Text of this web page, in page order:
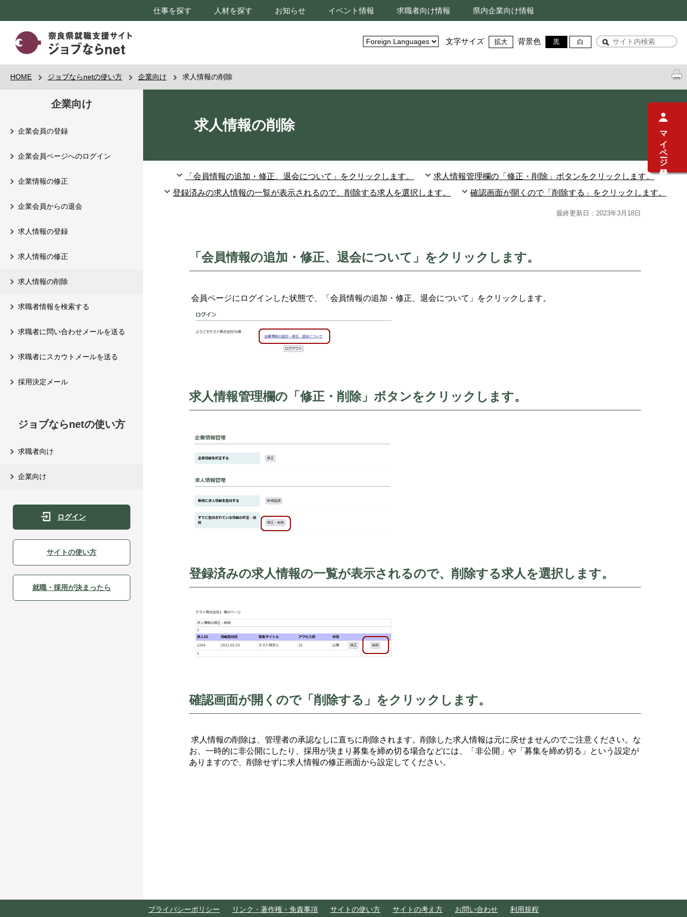
仕事を探す 人材を探す お知らせ イベント情報 求職者向け情報 県内企業向け情報
文字サイズ 拡大 背景色 黒 白
HOME ジョブならnetの使い方 企業向け 求人情報の削除
企業向け
企業会員の登録
企業会員ページへのログイン
企業情報の修正
企業会員からの退会
求人情報の登録
求人情報の修正
求人情報の削除
求職者情報を検索する
求職者に問い合わせメールを送る
求職者にスカウトメールを送る
採用決定メール
ジョブならnetの使い方
求職者向け
企業向け
ログイン
サイトの使い方
就職・採用が決まったら
求人情報の削除
「会員情報の追加・修正、退会について」をクリックします。
求人情報管理欄の「修正・削除」ボタンをクリックします。
登録済みの求人情報の一覧が表示されるので、削除する求人を選択します。
確認画面が開くので「削除する」をクリックします。
最終更新日：2023年3月18日
「会員情報の追加・修正、退会について」をクリックします。
会員ページにログインした状態で、「会員情報の追加・修正、退会について」をクリックします。
求人情報管理欄の「修正・削除」ボタンをクリックします。
登録済みの求人情報の一覧が表示されるので、削除する求人を選択します。
確認画面が開くので「削除する」をクリックします。
求人情報の削除は、管理者の承認なしに直ちに削除されます。削除した求人情報は元に戻せませんのでご注意ください。な
お、一時的に非公開にしたり、採用が決まり募集を締め切る場合などには、「非公開」や「募集を締め切る」という設定が
ありますので、削除せずに求人情報の修正画面から設定してください。
マイページ登録
プライバシーポリシー リンク・著作権・免責事項 サイトの使い方 サイトの考え方 お問い合わせ 利用規程